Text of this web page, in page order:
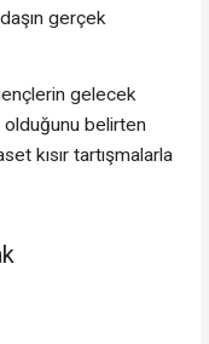
gerçek
gelecek
olduğunu belirten
kısır tartışmalarla